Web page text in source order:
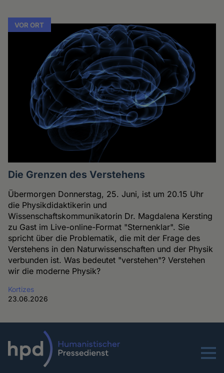
VOR ORT
Die Grenzen des Verstehens
Übermorgen Donnerstag, 25. Juni, ist um 20.15 Uhr
die Physikdidaktikerin und
Wissenschaftskommunikatorin Dr. Magdalena Kersting
zu Gast im Live-online-Format "Sternenklar". Sie
spricht über die Problematik, die mit der Frage des
Verstehens in den Naturwissenschaften und der Physik
verbunden ist. Was bedeutet "verstehen"? Verstehen
wir die moderne Physik?
Kortizes
23.06.2026
Menu